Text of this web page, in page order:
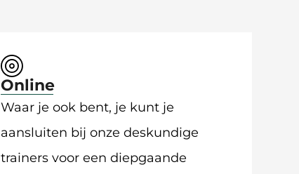
Online
Waar je ook bent, je kunt je
aansluiten bij onze deskundige
trainers voor een diepgaande